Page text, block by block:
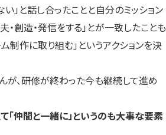
」と話し合ったことと自分のミッション
・創造・発信をする」とが一致したことも
制作に取り組む」というアクションを決
が、研修が終わった今も継続して進め
仲間と一緒に」というのも大事な要素